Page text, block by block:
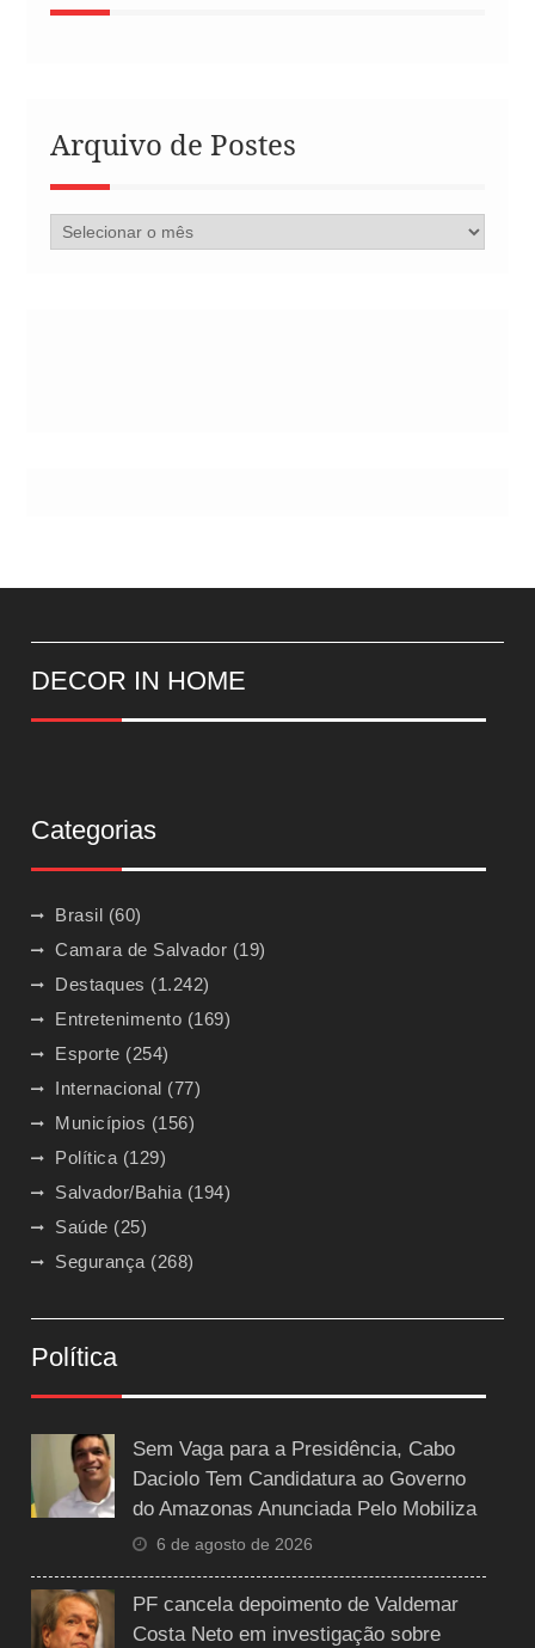
Arquivo de Postes
Arquivo
de
DECOR IN HOME
Categorias
Brasil (60)
Camara de Salvador (19)
Destaques (1.242)
Entretenimento (169)
Esporte (254)
Internacional (77)
Municípios (156)
Política (129)
Salvador/Bahia (194)
Saúde (25)
Segurança (268)
Política
Sem Vaga para a Presidência, Cabo
Daciolo Tem Candidatura ao Governo
do Amazonas Anunciada Pelo Mobiliza
6 de agosto de 2026
PF cancela depoimento de Valdemar
Costa Neto em investigação sobre